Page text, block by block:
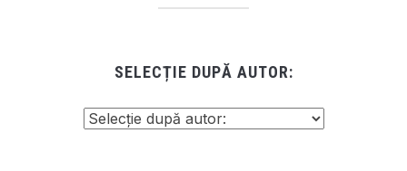
SELECȚIE DUPĂ AUTOR: